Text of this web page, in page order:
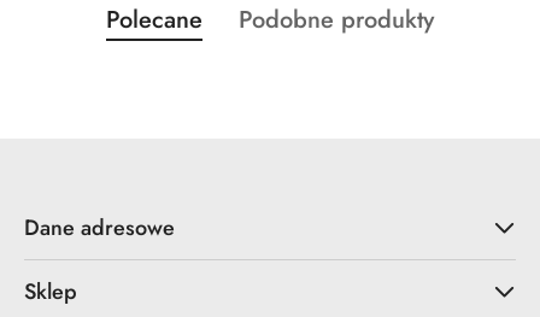
Pomiń karuzelę produktów
Produkty
o
Polecane
Produkty
Podobne produkty
Dane adresowe
Sklep